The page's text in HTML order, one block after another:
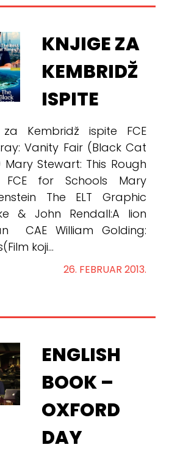
KNJIGE ZA
KEMBRIDŽ
ISPITE
Kembridž ispite FCE
Vanity Fair (Black Cat
Stewart: This Rough
FCE for Schools Mary
The ELT Graphic
& John Rendall:A lion
CAE William Golding:
koji...
26. FEBRUAR 2013.
ENGLISH
BOOK –
OXFORD
DAY